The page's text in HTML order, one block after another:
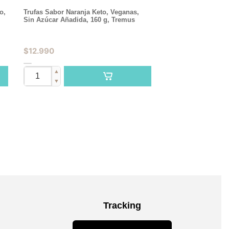
Trufas Sabor Naranja Keto, Veganas,
Sin Azúcar Añadida, 160 g, Tremus
$12.990
▲
▼
Tracking